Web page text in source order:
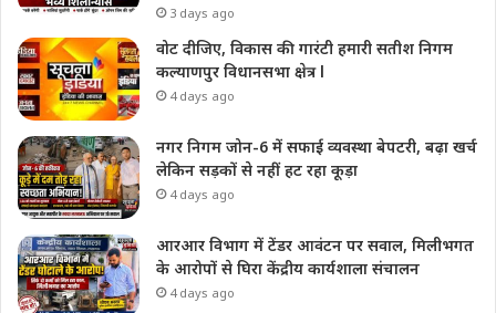
3 days ago
वोट दीजिए, विकास की गारंटी हमारी सतीश निगम
कल्याणपुर विधानसभा क्षेत्र l
4 days ago
नगर निगम जोन-6 में सफाई व्यवस्था बेपटरी, बढ़ा खर्च
लेकिन सड़कों से नहीं हट रहा कूड़ा
4 days ago
आरआर विभाग में टेंडर आवंटन पर सवाल, मिलीभगत
के आरोपों से घिरा केंद्रीय कार्यशाला संचालन
4 days ago